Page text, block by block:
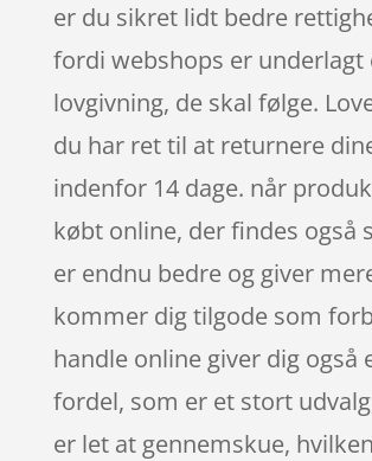
er du sikret lidt bedre
fordi webshops er underlagt
lovgivning, de skal følge.
du har ret til at returnere
indenfor 14 dage. når
købt online, der findes også
er endnu bedre og giver
kommer dig tilgode som
handle online giver dig også
fordel, som er et stort
er let at gennemskue,